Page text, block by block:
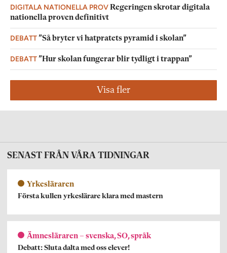
DIGITALA NATIONELLA PROVRegeringen skrotar digitala
nationella proven definitivt
DEBATT”Så bryter vi hatpratets pyramid i skolan”
DEBATT”Hur skolan fungerar blir tydligt i trappan”
Visa fler
SENAST FRÅN VÅRA TIDNINGAR
Yrkesläraren
Första kullen yrkeslärare klara med mastern
Ämnesläraren – svenska, SO, språk
Debatt: Sluta dalta med oss elever!